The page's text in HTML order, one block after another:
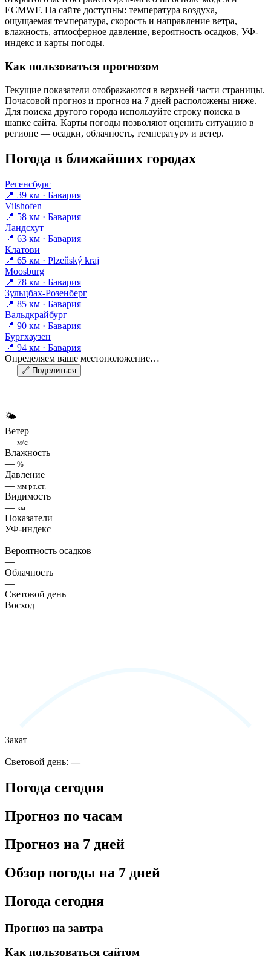
ECMWF. На сайте доступны: температура воздуха,
ощущаемая температура, скорость и направление ветра,
влажность, атмосферное давление, вероятность осадков, УФ-
индекс и карты погоды.
Как пользоваться прогнозом
Текущие показатели отображаются в верхней части страницы.
Почасовой прогноз и прогноз на 7 дней расположены ниже.
Для поиска другого города используйте строку поиска в
шапке сайта. Карты погоды позволяют оценить ситуацию в
регионе — осадки, облачность, температуру и ветер.
Погода в ближайших городах
Регенсбург
📍 39 км · Бавария
Vilshofen
📍 58 км · Бавария
Ландсхут
📍 63 км · Бавария
Клатови
📍 65 км · Plzeňský kraj
Moosburg
📍 78 км · Бавария
Зульцбах-Розенберг
📍 85 км · Бавария
Вальдкрайбург
📍 90 км · Бавария
Бургхаузен
📍 94 км · Бавария
Определяем ваше местоположение…
—
🔗 Поделиться
—
—
—
🌤
Ветер
— м/с
Влажность
— %
Давление
— мм рт.ст.
Видимость
— км
Показатели
УФ-индекс
—
Вероятность осадков
—
Облачность
—
Световой день
Восход
—
Закат
—
Световой день:—
Погода сегодня
Прогноз по часам
Прогноз на 7 дней
Обзор погоды на 7 дней
Погода сегодня
Прогноз на завтра
Как пользоваться сайтом